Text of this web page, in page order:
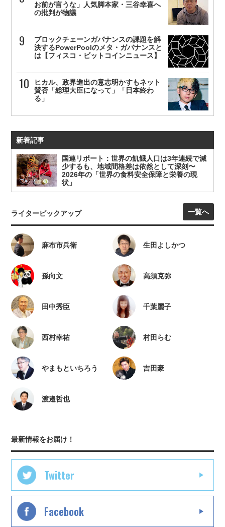
お前が言うな」人気脚本家・三谷幸喜へ
の批判が物議
ブロックチェーンガバナンスの課題を解
決するPowerPoolのメタ・ガバナンスと
は【フィスコ・ビットコインニュース】
ヒカル、政界進出の意志明かすもネット
賛否「総理大臣になって」「日本終わ
る」
新着記事
国連リポート：世界の飢餓人口は3年連続で減
少するも、地域間格差は依然として深刻〜
2026年の「世界の食料安全保障と栄養の現
状」
ライターピックアップ 一覧へ
麻布市兵衛 生田よしかつ
孫向文 高須克弥
田中秀臣 千葉麗子
西村幸祐 村田らむ
やまもといちろう 吉田豪
渡邉哲也
最新情報をお届け！
Twitter
Facebook